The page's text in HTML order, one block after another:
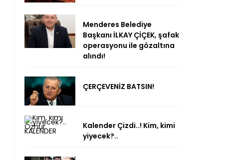
Menderes Belediye
Başkanı İLKAY ÇİÇEK, şafak
operasyonu ile gözaltına
alındı!
ÇERÇEVENİZ BATSIN!
Kalender Çizdi..! Kim, kimi
yiyecek?..